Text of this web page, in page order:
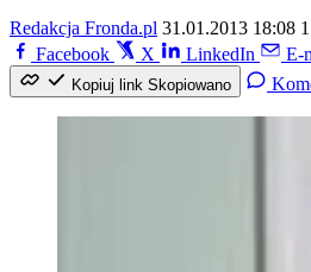
Redakcja Fronda.pl 31.01.2013 18:08
Facebook
X LinkedIn E-
Kopiuj link Skopiowano